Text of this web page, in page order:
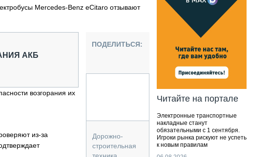
ПОДЪЁМНАЯ ТЕХНИКА
ПАССАЖИРСКИЙ ТРАНСПОРТ
КАРЬЕРНАЯ ТЕХНИКА
Mercedes-Benz eCitaro отзывают
АКБ
возгорания их
из-за
ПОДЕЛИТЬСЯ:
Дорожно-
строительная
Читайте на портале
Электронные транспортные
накладные станут
обязательными с 1 сентября.
Игроки рынка рискуют не успеть
к новым правилам